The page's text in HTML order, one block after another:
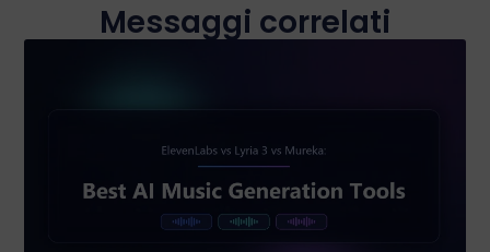
Messaggi correlati